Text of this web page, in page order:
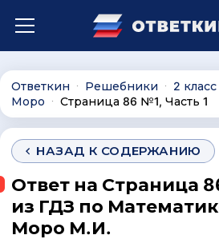
Ответкин ∙ Решебники ∙ 2 класс
Моро ∙ Страница 86 №1, Часть 1
НАЗАД К СОДЕРЖАНИЮ
Ответ на Страница
из ГДЗ по
Моро М.И.